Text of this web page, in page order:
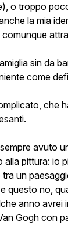
o troppo
la mia
sin da
come
che
avuto
alla pittura:
un
questo no,
anno
Gogh con